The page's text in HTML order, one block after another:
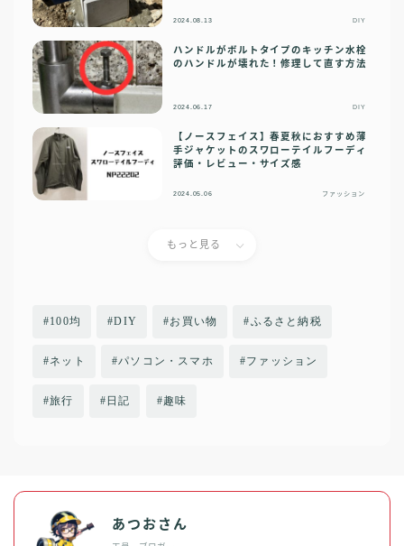
2024.08.13 DIY
ハンドルがボルトタイプのキッチン水栓
のハンドルが壊れた！修理して直す方法
2024.06.17 DIY
【ノースフェイス】春夏秋におすすめ薄
手ジャケットのスワローテイルフーディ
評価・レビュー・サイズ感
2024.05.06 ファッション
もっと見る
100均 DIY お買い物 ふるさと納税
ネット パソコン・スマホ ファッション
旅行 日記 趣味
あつおさん